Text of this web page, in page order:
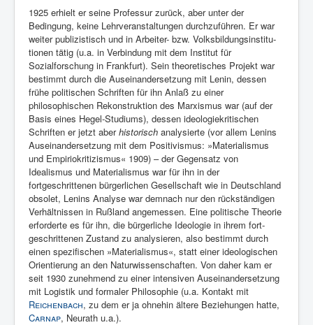
1925 erhielt er seine Professur zurück, aber unter der
Bedingung, keine Lehrveranstaltungen durchzuführen. Er war
weiter publizistisch und in Ar­beiter- bzw. Volksbildungsinstitu­
tionen tätig (u.a. in Verbindung mit dem Institut für
Sozialforschung in Frankfurt). Sein theoretisches Projekt war
bestimmt durch die Auseinandersetzung mit Lenin, dessen
frühe politischen Schriften für ihn Anlaß zu einer
philosophischen Rekonstruktion des Marxismus war (auf der
Basis eines Hegel-Studiums), dessen ideologiekritischen
Schriften er jetzt aberhistorisch analysierte (vor allem Lenins
Auseinandersetzung mit dem Positivismus: »Materialismus
und Empiriokritizismus« 1909) – der Gegensatz von
Idealismus und Materialismus war für ihn in der
fortgeschrittenen bürgerli­chen Gesellschaft wie in Deutschland
obsolet, Lenins Analyse war demnach nur den rückständigen
Verhältnissen in Rußland angemessen. Eine poli­tische Theorie
erforderte es für ihn, die bürgerliche Ideologie in ihrem fort­
geschrittenen Zustand zu analysieren, also bestimmt durch
einen spe­zifischen »Materialismus«, statt einer ideologischen
Orientierung an den Naturwissenschaften. Von daher kam er
seit 1930 zunehmend zu einer intensiven Auseinandersetzung
mit Logistik und formaler Philosophie (u.a. Kontakt mit
Reichenbach, zu dem er ja ohnehin ältere Beziehungen hatte,
Carnap, Neurath u.a.).